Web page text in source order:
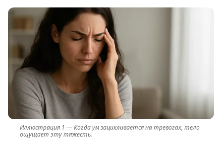
Когда ум зацикливается на тревогах, тело
ощущает эту тяжесть.